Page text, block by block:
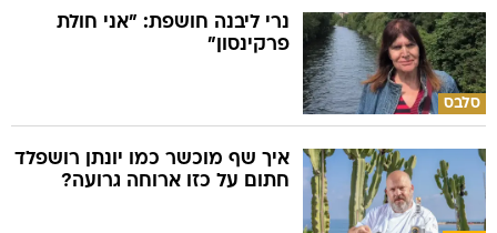
סלבס
נרי ליבנה חושפת: "אני חולת
פרקינסון"
איך שף מוכשר כמו יונתן רושפלד
חתום על כזו ארוחה גרועה?